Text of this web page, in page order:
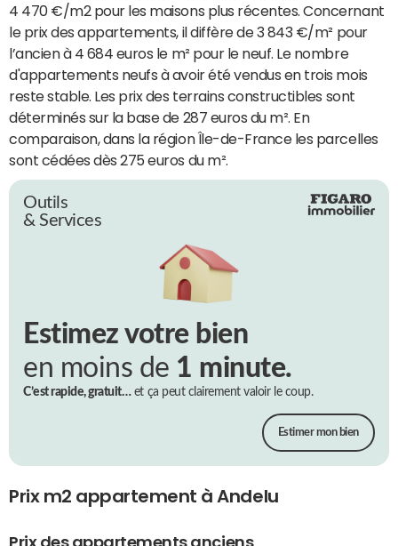
4 470 €/m2 pour les maisons plus récentes. Concernant
le prix des appartements, il diffère de 3 843 €/m² pour
l’ancien à 4 684 euros le m² pour le neuf. Le nombre
d'appartements neufs à avoir été vendus en trois mois
reste stable. Les prix des terrains constructibles sont
déterminés sur la base de 287 euros du m². En
comparaison, dans la région Île-de-France les parcelles
sont cédées dès 275 euros du m².
Outils
& Services
Estimez votre bien
en moins de 1 minute.
C’est rapide, gratuit…et ça peut clairement valoir le coup.
Estimer mon bien
Prix m2 appartement à Andelu
Prix des appartements anciens